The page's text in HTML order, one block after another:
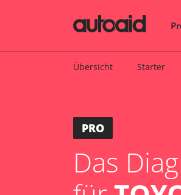
Übersicht Starter
PRO
Das